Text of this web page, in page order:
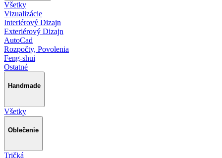
Všetky
Vizualizácie
Interiérový Dizajn
Exteriérový Dizajn
AutoCad
Rozpočty, Povolenia
Feng-shui
Ostatné
Handmade
Všetky
Oblečenie
Tričká